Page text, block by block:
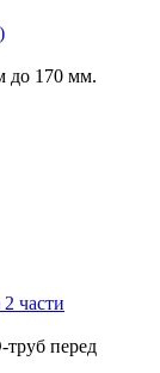
до 170 мм.
части
перед